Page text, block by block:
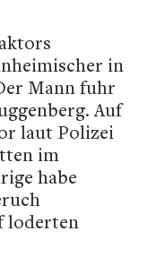
in
Mann fuhr
Auf
laut Polizei
im
habe
loderten